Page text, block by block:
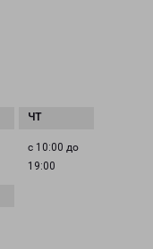
с 10:00 до
19:00